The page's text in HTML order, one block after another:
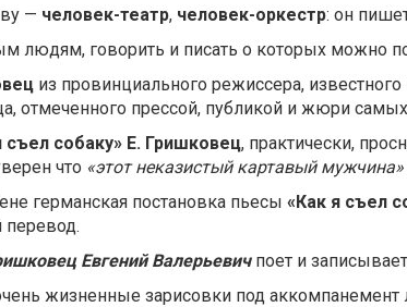
— человек-театр, человек-оркестр: он
людям, говорить и писать о которых можно
из провинциального режиссера,
отмеченного прессой, публикой и жюри
съел собаку» Е. Гришковец, практически,
что «этот неказистый картавый мужчина»
германская постановка пьесы «Как я съел
перевод.
Евгений Валерьевичпоет и
жизненные зарисовки под аккомпанемент